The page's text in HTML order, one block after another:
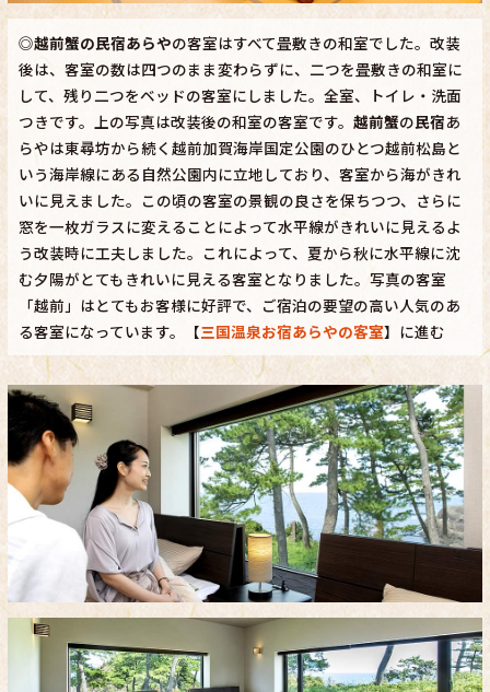
◎越前蟹の民宿あらやの客室はすべて畳敷きの和室でした。改装
後は、客室の数は四つのまま変わらずに、二つを畳敷きの和室に
して、残り二つをベッドの客室にしました。全室、トイレ・洗面
つきです。上の写真は改装後の和室の客室です。 越前蟹の民宿あ
らやは東尋坊から続く越前加賀海岸国定公園のひとつ越前松島と
いう海岸線にある自然公園内に立地しており、客室から海がきれ
いに見えました。この頃の客室の景観の良さを保ちつつ、さらに
窓を一枚ガラスに変えることによって水平線がきれいに見えるよ
う改装時に工夫しました。これによって、夏から秋に水平線に沈
む夕陽がとてもきれいに見える客室となりました。写真の客室
「越前」はとてもお客様に好評で、ご宿泊の要望の高い人気のあ
る客室になっています。【三国温泉お宿あらやの客室】に進む